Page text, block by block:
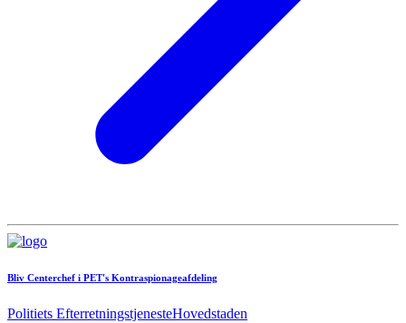
Bliv Centerchef i PET's Kontraspionageafdeling
Politiets EfterretningstjenesteHovedstaden